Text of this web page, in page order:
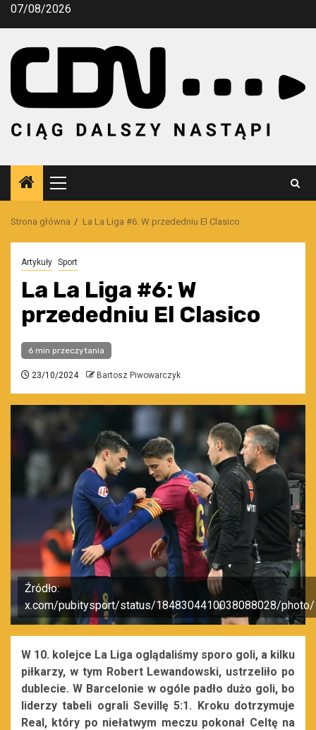
Przejdź
07/08/2026
Menu
główne
Strona główna La La Liga #6: W przededniu El Clasico
Artykuły Sport
La La Liga #6: W
przededniu El Clasico
6 min przeczytania
23/10/2024 Bartosz Piwowarczyk
Źródło:
x.com/pubitysport/status/1848304410038088028/
W 10. kolejce La Liga oglądaliśmy sporo goli, a kilku
piłkarzy, w tym Robert Lewandowski, ustrzeliło po
dublecie. W Barcelonie w ogóle padło dużo goli, bo
liderzy tabeli ograli Sevillę 5:1. Kroku dotrzymuje
Real, który po niełatwym meczu pokonał Celtę na